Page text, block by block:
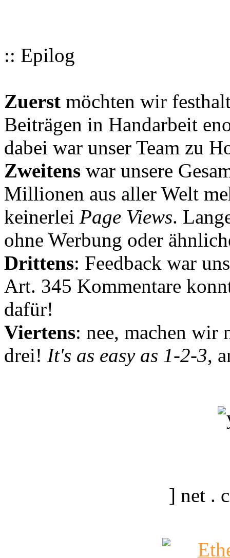
:: Epilog
Zuerst möchten wir
Beiträgen in Handarbeit
dabei war unser Team zu
Zweitens war unsere
Millionen aus aller Welt
keinerlei Page Views.
ohne Werbung oder
Drittens: Feedback war
Art. 345 Kommentare
dafür!
Viertens: nee, machen wir
drei! It's as easy as 1-2-3,
] net .